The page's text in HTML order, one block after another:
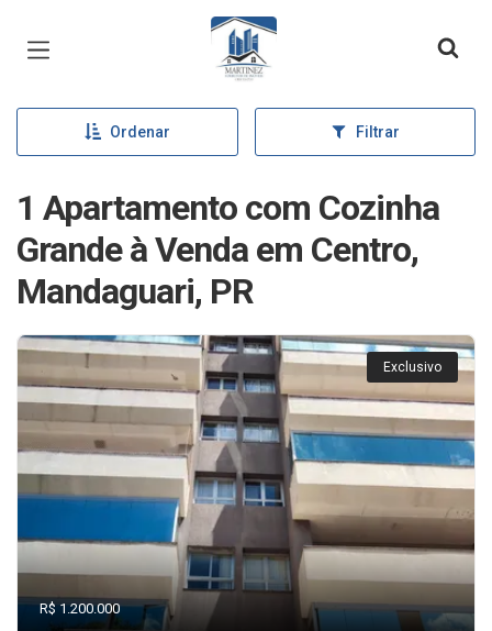
Página inicial
Ordenar Filtrar
1 Apartamento com Cozinha
Grande à Venda em Centro,
Mandaguari, PR
Exclusivo
R$ 1.200.000